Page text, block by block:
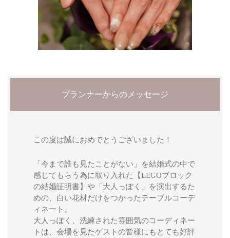
プランナーからのメッセージ
この度は誠におめでとうございました！
「今まで誰も見たことがない」を結婚式の中で
感じてもらう為に取り入れた【LEGOブロック
の結婚証明書】や「大人っぽく」を演出するた
めの、白い花材だけをつかったテーブルコーデ
ィネート。
大人っぽく、洗練された雰囲気のコーディネー
トは、会場を見たゲストの皆様にもとても好評